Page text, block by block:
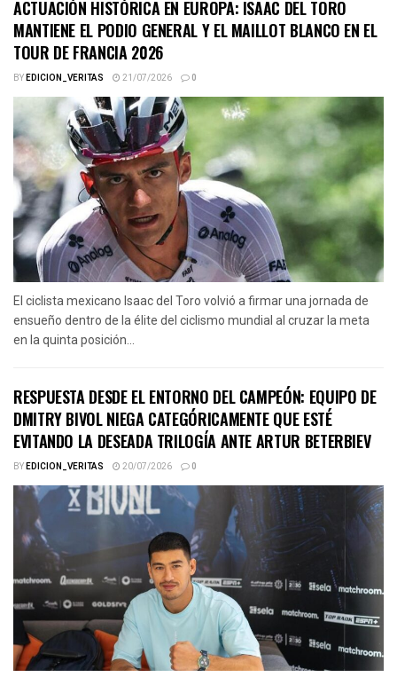
ACTUACIÓN HISTÓRICA EN EUROPA: ISAAC DEL TORO
MANTIENE EL PODIO GENERAL Y EL MAILLOT BLANCO EN EL
TOUR DE FRANCIA 2026
BYEDICION_VERITAS 21/07/2026 0
El ciclista mexicano Isaac del Toro volvió a firmar una jornada de
ensueño dentro de la élite del ciclismo mundial al cruzar la meta
en la quinta posición...
RESPUESTA DESDE EL ENTORNO DEL CAMPEÓN: EQUIPO DE
DMITRY BIVOL NIEGA CATEGÓRICAMENTE QUE ESTÉ
EVITANDO LA DESEADA TRILOGÍA ANTE ARTUR BETERBIEV
BYEDICION_VERITAS 20/07/2026 0